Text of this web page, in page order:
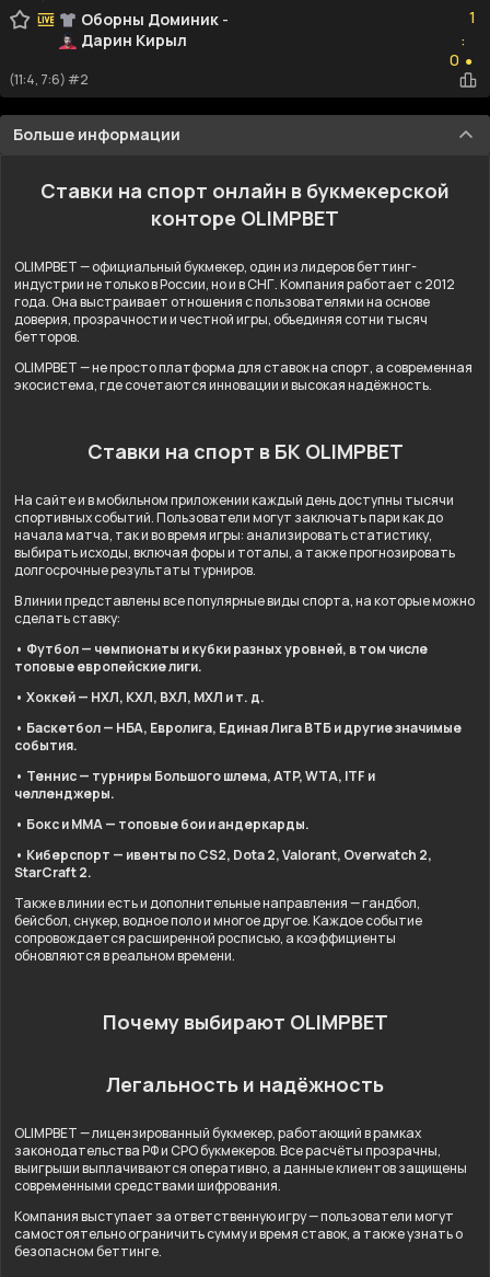
Оборны Доминик -
Дарин Кирыл
1
:
0 ●
(11:4, 7:6) #2
Больше информации
Ставки на спорт онлайн в букмекерской
конторе OLIMPBET
OLIMPBET — официальный букмекер, один из лидеров беттинг-
индустрии не только в России, но и в СНГ. Компания работает с 2012
года. Она выстраивает отношения с пользователями на основе
доверия, прозрачности и честной игры, объединяя сотни тысяч
бетторов.
OLIMPBET — не просто платформа для ставок на спорт, а современная
экосистема, где сочетаются инновации и высокая надёжность.
Ставки на спорт в БК OLIMPBET
На сайте и в мобильном приложении каждый день доступны тысячи
спортивных событий. Пользователи могут заключать пари как до
начала матча, так и во время игры: анализировать статистику,
выбирать исходы, включая форы и тоталы, а также прогнозировать
долгосрочные результаты турниров.
В линии представлены все популярные виды спорта, на которые можно
сделать ставку:
• Футбол — чемпионаты и кубки разных уровней, в том числе
топовые европейские лиги.
• Хоккей — НХЛ, КХЛ, ВХЛ, МХЛ и т. д.
• Баскетбол — НБА, Евролига, Единая Лига ВТБ и другие значимые
события.
• Теннис — турниры Большого шлема, ATP, WTA, ITF и
челленджеры.
• Бокс и ММА — топовые бои и андеркарды.
• Киберспорт — ивенты по CS2, Dota 2, Valorant, Overwatch 2,
StarCraft 2.
Также в линии есть и дополнительные направления — гандбол,
бейсбол, снукер, водное поло и многое другое. Каждое событие
сопровождается расширенной росписью, а коэффициенты
обновляются в реальном времени.
Почему выбирают OLIMPBET
Легальность и надёжность
OLIMPBET — лицензированный букмекер, работающий в рамках
законодательства РФ и СРО букмекеров. Все расчёты прозрачны,
выигрыши выплачиваются оперативно, а данные клиентов защищены
современными средствами шифрования.
Компания выступает за ответственную игру — пользователи могут
самостоятельно ограничить сумму и время ставок, а также узнать о
безопасном беттинге.